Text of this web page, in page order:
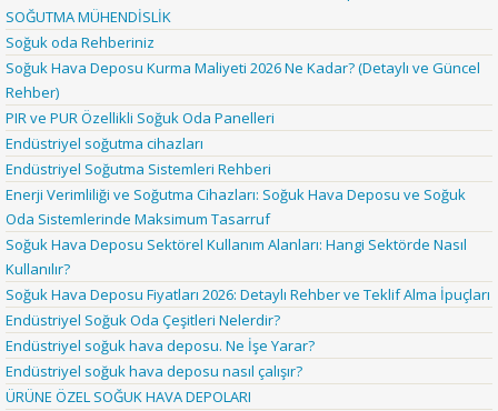
SOĞUTMA MÜHENDİSLİK
Soğuk oda Rehberiniz
Soğuk Hava Deposu Kurma Maliyeti 2026 Ne Kadar? (Detaylı ve Güncel
Rehber)
PIR ve PUR Özellikli Soğuk Oda Panelleri
Endüstriyel soğutma cihazları
Endüstriyel Soğutma Sistemleri Rehberi
Enerji Verimliliği ve Soğutma Cihazları: Soğuk Hava Deposu ve Soğuk
Oda Sistemlerinde Maksimum Tasarruf
Soğuk Hava Deposu Sektörel Kullanım Alanları: Hangi Sektörde Nasıl
Kullanılır?
Soğuk Hava Deposu Fiyatları 2026: Detaylı Rehber ve Teklif Alma İpuçları
Endüstriyel Soğuk Oda Çeşitleri Nelerdir?
Endüstriyel soğuk hava deposu. Ne İşe Yarar?
Endüstriyel soğuk hava deposu nasıl çalışır?
ÜRÜNE ÖZEL SOĞUK HAVA DEPOLARI